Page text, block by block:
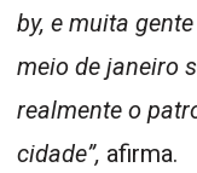
by, e muita
meio de janeiro
realmente o
cidade”, afirma.